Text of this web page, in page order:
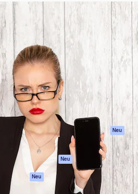
Produkte
Spaces
KI-Assistent
KI-Bildgenerator
KI-Videogenerator
KI-
Stimmengenerator
Stock-Inhalte
MCP für
Claude/ChatGPT
Neu
Agenten Neu
API
Loslegen
Academy
Dokumentation
Support
AGB
Originale
Neu
Cookie-Richtlinie
Vertrauenszentrum
Partner
Unternehmen